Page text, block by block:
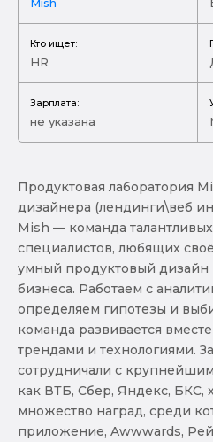
Кто ищет:
HR
Зарплата:
не указана
Продуктовая лаборатория
дизайнера (лендинги\веб
Mish — команда
специалистов, любящих
умный продуктовый дизайн
бизнеса. Работаем с
определяем гипотезы и
команда развивается
трендами и технологиями.
сотрудничали с
как ВТБ, Сбер, Яндекс, БКС,
множество наград, среди
приложение, Awwwards,